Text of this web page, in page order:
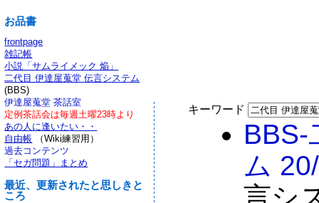
キーワード
BBS-
ム
お品書
frontpage
雑記帳
小説「サムライメック 焔」
二代目 伊達屋蒐堂 伝言システム
(BBS)
伊達屋蒐堂 茶話室
定例茶話会は毎週土曜23時より
あの人に逢いたい・・
自由帳 （Wiki練習用）
過去コンテンツ
「セガ問題」まとめ
最近、更新されたと思しきと
ころ